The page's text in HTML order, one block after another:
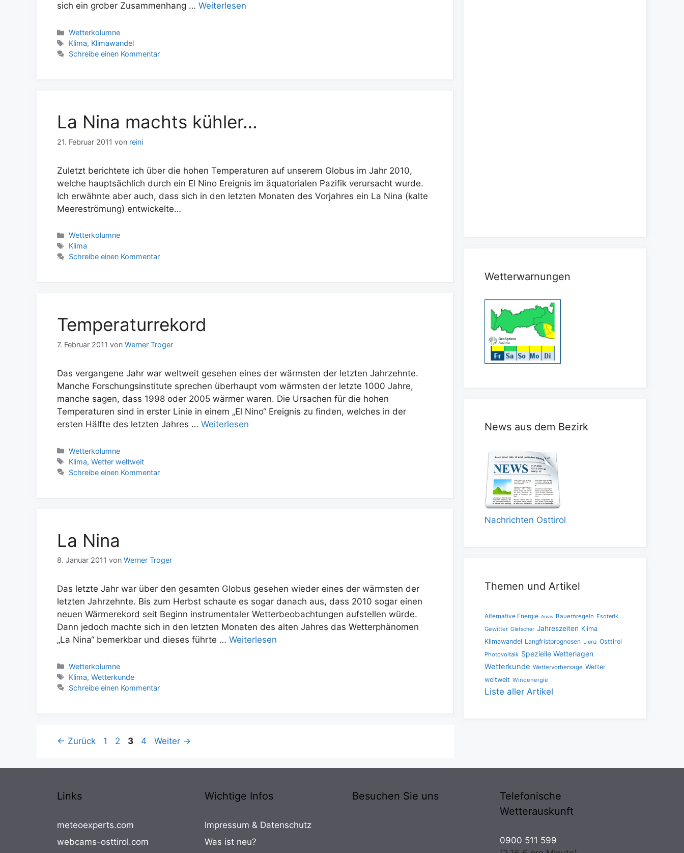
sich ein grober Zusammenhang … Weiterlesen
Kategorien
Wetterkolumne
Schlagwörter
Klima, Klimawandel
Schreibe einen Kommentar
La Nina machts kühler…
21. Februar 2011 von reini
Zuletzt berichtete ich über die hohen Temperaturen auf unserem Globus im Jahr 2010,
welche hauptsächlich durch ein El Nino Ereignis im äquatorialen Pazifik verursacht wurde.
Ich erwähnte aber auch, dass sich in den letzten Monaten des Vorjahres ein La Nina (kalte
Meereströmung) entwickelte…
Kategorien
Wetterkolumne
Schlagwörter
Klima
Schreibe einen Kommentar
Temperaturrekord
7. Februar 2011 von Werner Troger
Das vergangene Jahr war weltweit gesehen eines der wärmsten der letzten Jahrzehnte.
Manche Forschungsinstitute sprechen überhaupt vom wärmsten der letzte 1000 Jahre,
manche sagen, dass 1998 oder 2005 wärmer waren. Die Ursachen für die hohen
Temperaturen sind in erster Linie in einem „El Nino“ Ereignis zu finden, welches in der
ersten Hälfte des letzten Jahres … Weiterlesen
Kategorien
Wetterkolumne
Schlagwörter
Klima,Wetter weltweit
Schreibe einen Kommentar
La Nina
8. Januar 2011 von Werner Troger
Das letzte Jahr war über den gesamten Globus gesehen wieder eines der wärmsten der
letzten Jahrzehnte. Bis zum Herbst schaute es sogar danach aus, dass 2010 sogar einen
neuen Wärmerekord seit Beginn instrumentaler Wetterbeobachtungen aufstellen würde.
Dann jedoch machte sich in den letzten Monaten des alten Jahres das Wetterphänomen
„La Nina“ bemerkbar und dieses führte … Weiterlesen
Kategorien
Wetterkolumne
Schlagwörter
Klima,Wetterkunde
Schreibe einen Kommentar
← Zurück Seite
1 Seite
2 Seite
3 Seite
4 Weiter →
Wetterwarnungen
News aus dem Bezirk
Nachrichten Osttirol
Themen und Artikel
Alternative Energie Anras Bauernregeln Esoterik
Gewitter Gletscher Jahreszeiten Klima
Klimawandel Langfristprognosen Lienz Osttirol
Photovoltaik Spezielle Wetterlagen
Wetterkunde Wettervorhersage Wetter
weltweit Windenergie
Liste aller Artikel
Links
meteoexperts.com
webcams-osttirol.com
Wichtige Infos
Impressum & Datenschutz
Was ist neu?
Besuchen Sie uns
Telefonische
Wetterauskunft
0900 511 599